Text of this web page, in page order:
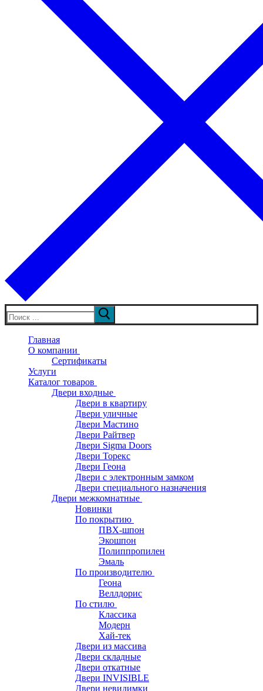
Искать:
Главная
О компании
Сертификаты
Услуги
Каталог товаров
Двери входные
Двери в квартиру
Двери уличные
Двери Мастино
Двери Райтвер
Двери Sigma Doors
Двери Торекс
Двери Геона
Двери с электронным замком
Двери специального назначения
Двери межкомнатные
Новинки
По покрытию
ПВХ-шпон
Экошпон
Полиппропилен
Эмаль
По производителю
Геона
Веллдорис
По стилю
Классика
Модерн
Хай-тек
Двери из массива
Двери складные
Двери откатные
Двери INVISIBLE
Двери невидимки